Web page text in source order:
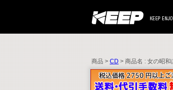
商品 >CD> 商品名 : 女の昭